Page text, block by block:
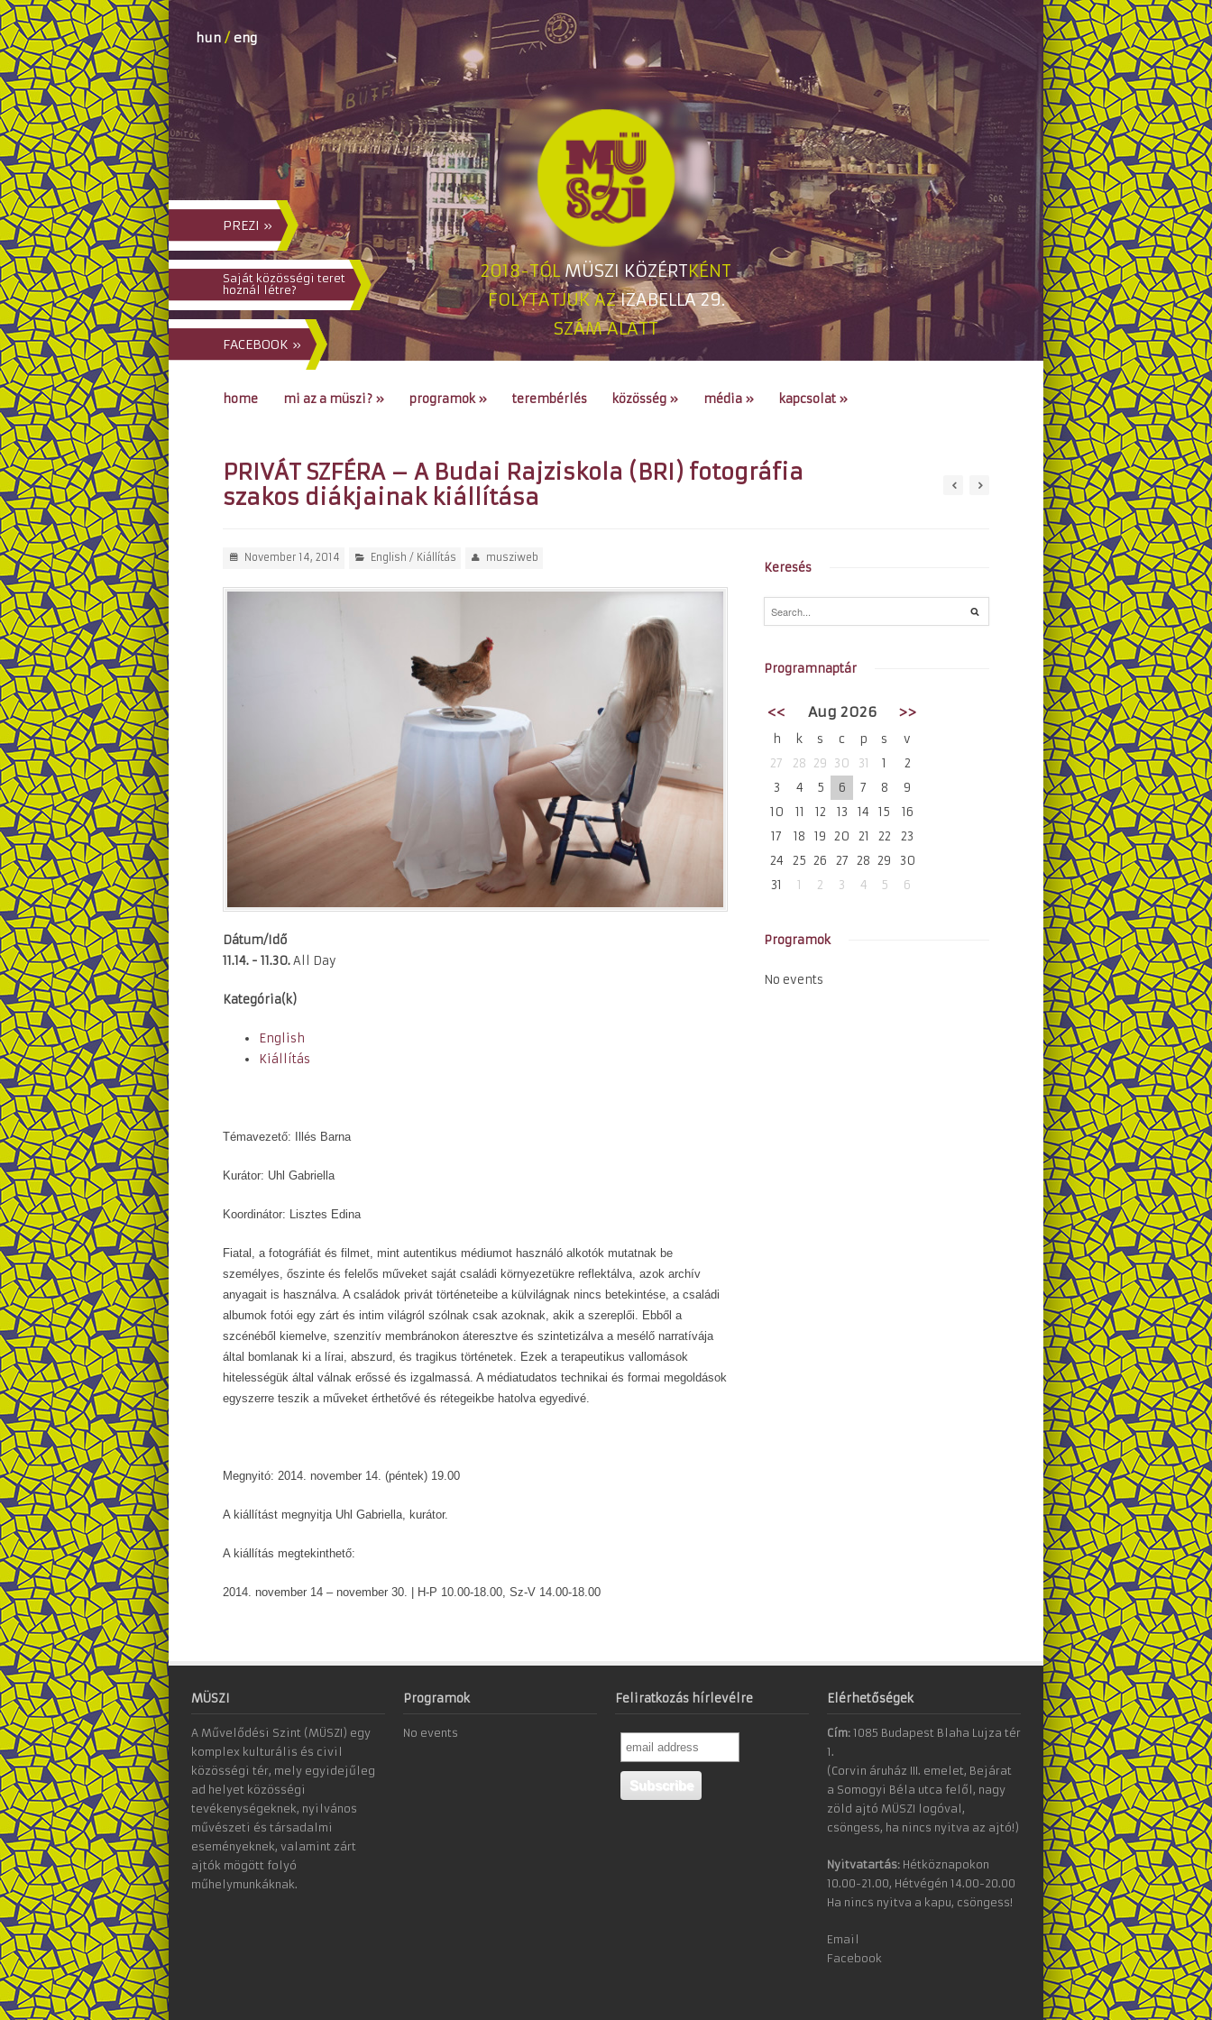
2018-TÓLMÜSZI KÖZÉRTKÉNT
FOLYTATJUK AZIZABELLA 29.
SZÁM ALATT
hun / eng
PREZI »
Saját közösségi teret
hoznál létre?
FACEBOOK »
home mi az a müszi? » programok» terembérlés közösség » média » kapcsolat »
PRIVÁT SZFÉRA – A Budai Rajziskola (BRI) fotográfia
szakos diákjainak kiállítása
November 14, 2014 English / Kiállítás musziweb
Dátum/Idő
11.14. - 11.30.All Day
Kategória(k)
English
Kiállítás
Témavezető: Illés Barna
Kurátor: Uhl Gabriella
Koordinátor: Lisztes Edina
Fiatal, a fotográfiát és filmet, mint autentikus médiumot használó alkotók mutatnak be
személyes, őszinte és felelős műveket saját családi környezetükre reflektálva, azok archív
anyagait is használva. A családok privát történeteibe a külvilágnak nincs betekintése, a családi
albumok fotói egy zárt és intim világról szólnak csak azoknak, akik a szereplői. Ebből a
szcénéből kiemelve, szenzitív membránokon áteresztve és szintetizálva a mesélő narratívája
által bomlanak ki a lírai, abszurd, és tragikus történetek. Ezek a terapeutikus vallomások
hitelességük által válnak erőssé és izgalmassá. A médiatudatos technikai és formai megoldások
egyszerre teszik a műveket érthetővé és rétegeikbe hatolva egyedivé.
Megnyitó: 2014. november 14. (péntek) 19.00
A kiállítást megnyitja Uhl Gabriella, kurátor.
A kiállítás megtekinthető:
2014. november 14 – november 30. | H-P 10.00-18.00, Sz-V 14.00-18.00
Keresés
Programnaptár
<< Aug 2026 >>
h k s c p s
v
27
28 29 30 31 1
2
3
4 5 6 7 8
9
10
11 12 13 14 15
16
17
18 19 20 21 22
23
24
25 26 27 28 29
30
31
1 2 3 4 5 6
Programok
No events
MÜSZI
A Művelődési Szint (MÜSZI) egy
komplex kulturális és civil
közösségi tér, mely egyidejűleg
ad helyet közösségi
tevékenységeknek, nyilvános
művészeti és társadalmi
eseményeknek, valamint zárt
ajtók mögött folyó
műhelymunkáknak.
Programok
No events
Feliratkozás hírlevélre Elérhetőségek
Cím: 1085 Budapest Blaha Lujza tér
1.
(Corvin áruház III. emelet, Bejárat
a Somogyi Béla utca felől, nagy
zöld ajtó MÜSZI logóval,
csöngess, ha nincs nyitva az ajtó!)
Nyitvatartás: Hétköznapokon
10.00-21.00, Hétvégén 14.00-20.00
Ha nincs nyitva a kapu, csöngess!
Email
Facebook